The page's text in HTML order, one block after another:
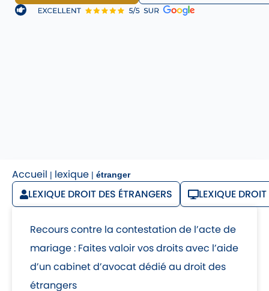
Accueil | lexique | étranger
LEXIQUE DROIT DES ÉTRANGERS LEXIQUE
Recours contre la contestation de l’acte de
mariage : Faites valoir vos droits avec l’aide
d’un cabinet d’avocat dédié au droit des
étrangers